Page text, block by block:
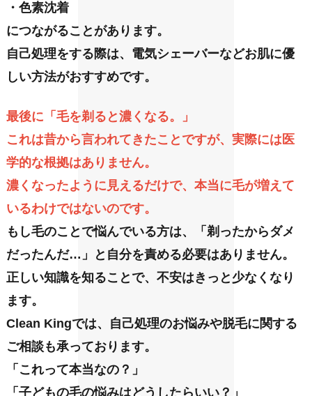
・色素沈着
につながることがあります。
自己処理をする際は、電気シェーバーなどお肌に優
しい方法がおすすめです。
最後に「毛を剃ると濃くなる。」
これは昔から言われてきたことですが、実際には医
学的な根拠はありません。
濃くなったように見えるだけで、本当に毛が増えて
いるわけではないのです。
もし毛のことで悩んでいる方は、「剃ったからダメ
だったんだ…」と自分を責める必要はありません。
正しい知識を知ることで、不安はきっと少なくなり
ます。
Clean Kingでは、自己処理のお悩みや脱毛に関する
ご相談も承っております。
「これって本当なの？」
「子どもの毛の悩みはどうしたらいい？」